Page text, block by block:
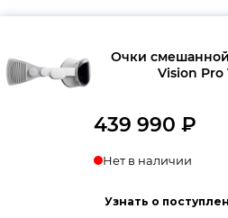
Очки
Vision Pro
439 990 ₽
Нет в наличии
Узнать о